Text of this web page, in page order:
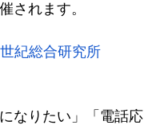
されます。
紀総合研究所
なりたい」「電話応